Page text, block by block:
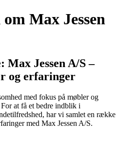
Max Jessen
Max Jessen A/S –
og erfaringer
med fokus på møbler og
at få et bedre indblik i
har vi samlet en række
med Max Jessen A/S.